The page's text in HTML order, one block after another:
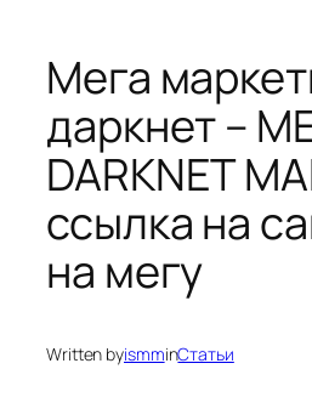
Мега
даркнет –
DARKNET
ссылка на
на мегу
Written byismminСтатьи